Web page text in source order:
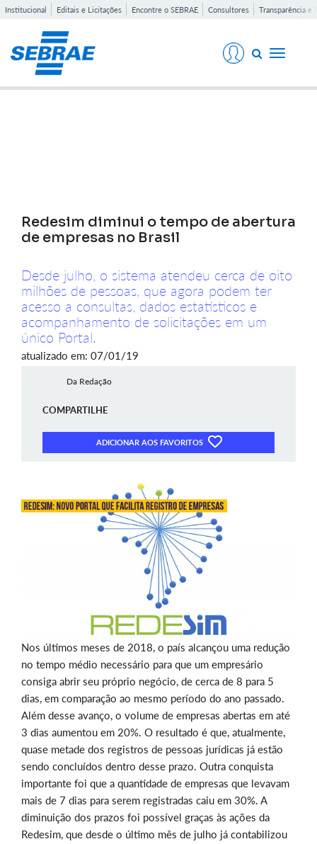
Institucional Editais e Licitações Encontre o SEBRAE Consultores Transparência e
Toggle
Redesim diminui o tempo de abertura
de empresas no Brasil
Desde julho, o sistema atendeu cerca de oito
milhões de pessoas, que agora podem ter
acesso a consultas, dados estatísticos e
acompanhamento de solicitações em um
único Portal.
atualizado em: 07/01/19
Da Redação
COMPARTILHE
ADICIONAR AOS FAVORITOS
Nos últimos meses de 2018, o país alcançou uma redução
no tempo médio necessário para que um empresário
consiga abrir seu próprio negócio, de cerca de 8 para 5
dias, em comparação ao mesmo período do ano passado.
Além desse avanço, o volume de empresas abertas em até
3 dias aumentou em 20%. O resultado é que, atualmente,
quase metade dos registros de pessoas jurídicas já estão
sendo concluídos dentro desse prazo. Outra conquista
importante foi que a quantidade de empresas que levavam
mais de 7 dias para serem registradas caiu em 30%. A
diminuição dos prazos foi possível graças às ações da
Redesim, que desde o último mês de julho já contabilizou